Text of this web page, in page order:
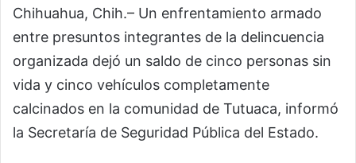
Chihuahua, Chih.– Un enfrentamiento armado
entre presuntos integrantes de la delincuencia
organizada dejó un saldo de cinco personas sin
vida y cinco vehículos completamente
calcinados en la comunidad de Tutuaca, informó
la Secretaría de Seguridad Pública del Estado.